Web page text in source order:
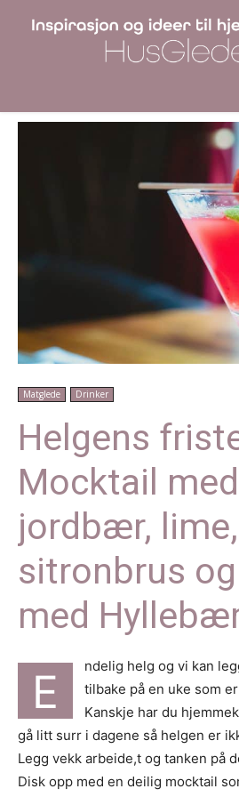
sitronbrus og
Matglede Drinker
Helgens
Mocktail
jordbær, lime,
sitronbrus
med
E
ndelig helg og vi kan
tilbake på en uke som
Kanskje har du
gå litt surr i dagene så helgen er
Legg vekk arbeide,t og tanken på
Disk opp med en deilig mocktail